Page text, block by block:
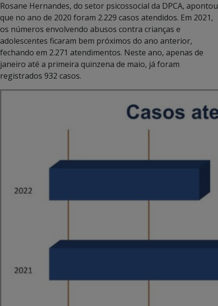
Rosane Hernandes, do setor psicossocial da DPCA, apontou
que no ano de 2020 foram 2.229 casos atendidos. Em 2021,
os números envolvendo abusos contra crianças e
adolescentes ficaram bem próximos do ano anterior,
fechando em 2.271 atendimentos. Neste ano, apenas de
janeiro até a primeira quinzena de maio, já foram
registrados 932 casos.